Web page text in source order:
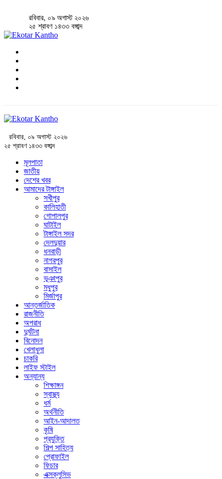
রবিবার, ০৯ অগাস্ট ২০২৬
২৫ শ্রাবণ ১৪৩৩ বঙ্গাব্দ
রবিবার, ০৯ অগাস্ট ২০২৬
২৫ শ্রাবণ ১৪৩৩ বঙ্গাব্দ
মূলপাতা
জাতীয়
দেশের খবর
আমাদের টাঙ্গাইল
সখীপুর
কালিহাতী
গোপালপুর
ঘাটাইল
টাঙ্গাইল সদর
দেলদুয়ার
ধনবাড়ী
নাগরপুর
বাসাইল
ভূঞাপুর
মধুপুর
মির্জাপুর
আন্তর্জাতিক
রাজনীতি
অপরাধ
দুর্ঘটনা
বিনোদন
খেলাধুলা
চাকরি
লাইফ স্টাইল
অন্যান্য
শিক্ষাঙ্গন
স্বাস্থ্য
ধর্ম
অর্থনীতি
আইন-আদালত
কৃষি
প্রযুক্তি
শিল্প সাহিত্য
প্রোফাইল
ফিচার
এক্সক্লুসিভ